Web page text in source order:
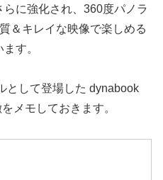
に強化され、360度パノラ
＆キレイな映像で楽しめる
す。
として登場した dynabook
メモしておきます。